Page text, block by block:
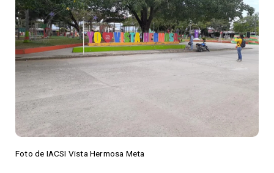
Foto de IACSI Vista Hermosa Meta